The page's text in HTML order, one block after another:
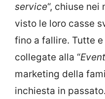
service“, chiuse nei
visto le loro casse
fino a fallire. Tutte
collegate alla “
marketing della
inchiesta in passato.